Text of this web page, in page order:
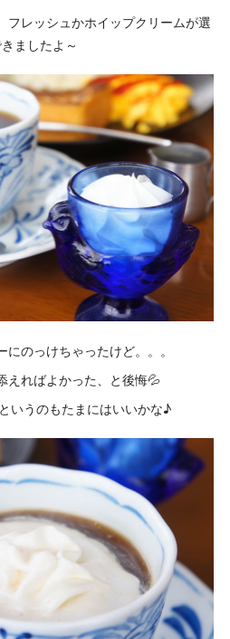
フレッシュかホイップクリームが選
ましたよ～
のっけちゃったけど。。。
えればよかった、と後悔💦
いうのもたまにはいいかな♪